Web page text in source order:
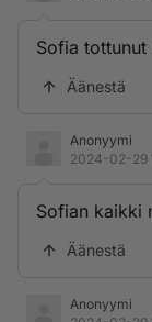
Sofia
Äänestä
Anonyymi
2024-02-29
Sofian kaikki
Äänestä
Anonyymi